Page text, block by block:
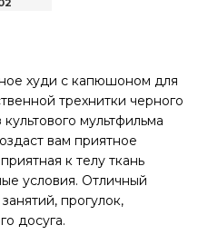
худи с капюшоном для
трехнитки черного
мультфильма
вам приятное
к телу ткань
условия. Отличный
прогулок,
досуга.